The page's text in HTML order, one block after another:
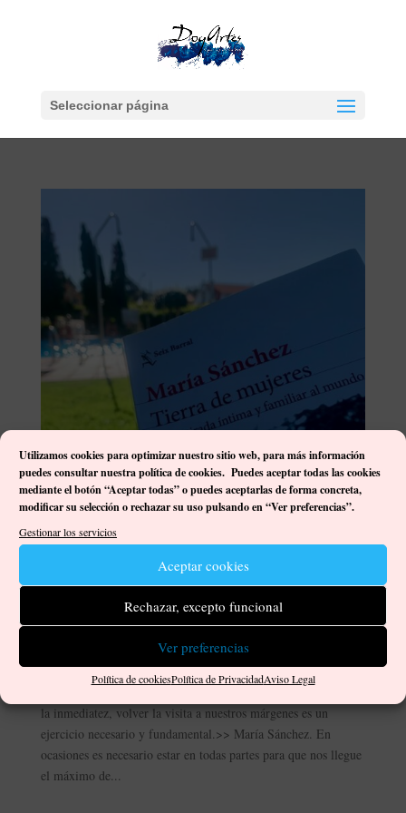
Utilizamos cookies para optimizar nuestro sitio web, para más información
puedes consultar nuestra política de cookies. Puedes aceptar todas las cookies
mediante el botón “Aceptar todas” o puedes aceptarlas de forma concreta,
modificar su selección o rechazar su uso pulsando en “Ver preferencias”.
Gestionar los servicios
Aceptar cookies
Rechazar, excepto funcional
Ver preferencias
Política de cookiesPolítica de PrivacidadAviso Legal
Seleccionar página
Tierra de mujeres, María Sánchez
porDamián José Ortega Gutiérrez|Nov 12, 2023|
Reflexiones|0 Comentarios
<<En un mundo en el que cada día manda más lo individual y
la inmediatez, volver la visita a nuestros márgenes es un
ejercicio necesario y fundamental.>> María Sánchez. En
ocasiones es necesario estar en todas partes para que nos llegue
el máximo de...